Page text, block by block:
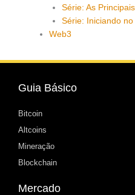
Série: As
Série: Iniciando
Web3
Guia Básico
Bitcoin
Altcoins
Mineração
Blockchain
Mercado